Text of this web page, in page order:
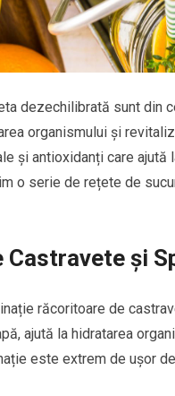
dezechilibrată sunt din
organismului și
și antioxidanți care
o serie de rețete de
Castravete și
răcoritoare de
ajută la hidratarea
este extrem de ușor